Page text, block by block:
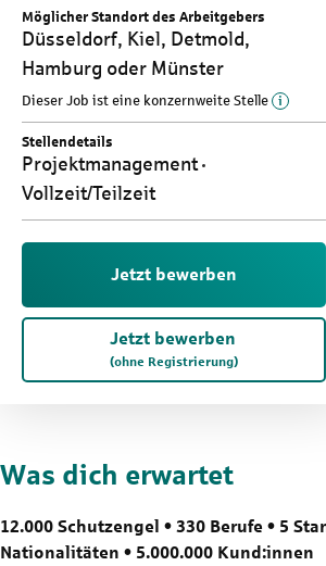
Möglicher Standort des Arbeitgebers
Düsseldorf, Kiel, Detmold,
Hamburg oder Münster
Dieser Job ist eine konzernweite Stelle Mehr
Stellendetails
Projektmanagement
Vollzeit/Teilzeit
Jetzt bewerben
Jetzt bewerben
(ohne Registrierung)
Was dich erwartet
12.000 Schutzengel • 330 Berufe • 5
Nationalitäten • 5.000.000 Kund:innen